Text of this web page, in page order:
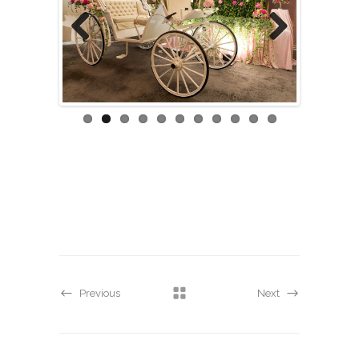
Previous Next
Previous Next